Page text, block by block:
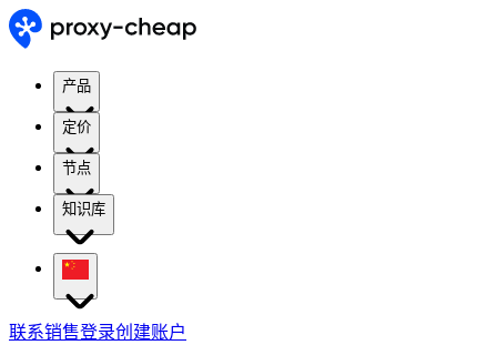
产品
定价
节点
知识库
联系销售登录创建账户